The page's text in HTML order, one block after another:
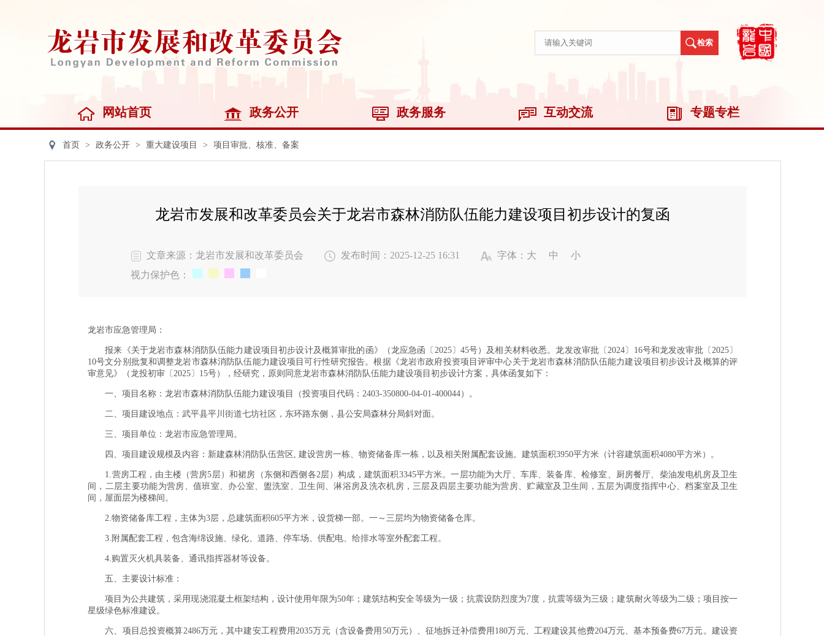
网站首页 政务公开 政务服务 互动交流 专题专栏
首页 > 政务公开 > 重大建设项目 > 项目审批、核准、备案
龙岩市发展和改革委员会关于龙岩市森林消防队伍能力建设项目初步设计的复函
文章来源：龙岩市发展和改革委员会 发布时间：2025-12-25 16:31 字体： 大 中
小
视力保护色：
龙岩市应急管理局：
报来《关于龙岩市森林消防队伍能力建设项目初步设计及概算审批的函》（龙应急函〔2025〕45号）及相关材料收悉。龙发改审批〔2024〕16号和龙发改审批〔2025〕
10号文分别批复和调整龙岩市森林消防队伍能力建设项目可行性研究报告。根据《龙岩市政府投资项目评审中心关于龙岩市森林消防队伍能力建设项目初步设计及概算的评
审意见》（龙投初审〔2025〕15号），经研究，原则同意龙岩市森林消防队伍能力建设项目初步设计方案，具体函复如下：
一、项目名称：龙岩市森林消防队伍能力建设项目（投资项目代码：2403-350800-04-01-400044）。
二、项目建设地点：武平县平川街道七坊社区，东环路东侧，县公安局森林分局斜对面。
三、项目单位：龙岩市应急管理局。
四、项目建设规模及内容：新建森林消防队伍营区, 建设营房一栋、物资储备库一栋，以及相关附属配套设施。建筑面积3950平方米（计容建筑面积4080平方米）。
1.营房工程，由主楼（营房5层）和裙房（东侧和西侧各2层）构成，建筑面积3345平方米。一层功能为大厅、车库、装备库、检修室、厨房餐厅、柴油发电机房及卫生
间，二层主要功能为营房、值班室、办公室、盥洗室、卫生间、淋浴房及洗衣机房，三层及四层主要功能为营房、贮藏室及卫生间，五层为调度指挥中心、档案室及卫生
间，屋面层为楼梯间。
2.物资储备库工程，主体为3层，总建筑面积605平方米，设货梯一部。一～三层均为物资储备仓库。
3.附属配套工程，包含海绵设施、绿化、道路、停车场、供配电、给排水等室外配套工程。
4.购置灭火机具装备、通讯指挥器材等设备。
五、主要设计标准：
项目为公共建筑，采用现浇混凝土框架结构，设计使用年限为50年；建筑结构安全等级为一级；抗震设防烈度为7度，抗震等级为三级；建筑耐火等级为二级；项目按一
星级绿色标准建设。
六、项目总投资概算2486万元，其中建安工程费用2035万元（含设备费用50万元）、征地拆迁补偿费用180万元、工程建设其他费204万元、基本预备费67万元。建设资